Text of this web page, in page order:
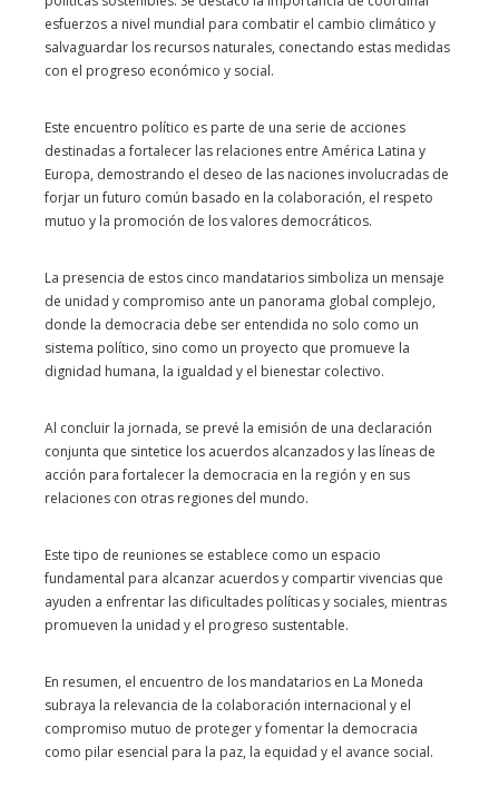
esfuerzos a nivel mundial para combatir el cambio climático y
salvaguardar los recursos naturales, conectando estas medidas
con el progreso económico y social.
Este encuentro político es parte de una serie de acciones
destinadas a fortalecer las relaciones entre América Latina y
Europa, demostrando el deseo de las naciones involucradas de
forjar un futuro común basado en la colaboración, el respeto
mutuo y la promoción de los valores democráticos.
La presencia de estos cinco mandatarios simboliza un mensaje
de unidad y compromiso ante un panorama global complejo,
donde la democracia debe ser entendida no solo como un
sistema político, sino como un proyecto que promueve la
dignidad humana, la igualdad y el bienestar colectivo.
Al concluir la jornada, se prevé la emisión de una declaración
conjunta que sintetice los acuerdos alcanzados y las líneas de
acción para fortalecer la democracia en la región y en sus
relaciones con otras regiones del mundo.
Este tipo de reuniones se establece como un espacio
fundamental para alcanzar acuerdos y compartir vivencias que
ayuden a enfrentar las dificultades políticas y sociales, mientras
promueven la unidad y el progreso sustentable.
En resumen, el encuentro de los mandatarios en La Moneda
subraya la relevancia de la colaboración internacional y el
compromiso mutuo de proteger y fomentar la democracia
como pilar esencial para la paz, la equidad y el avance social.